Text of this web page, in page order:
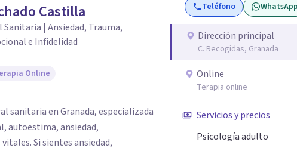
Castilla
| Ansiedad, Trauma,
e Infidelidad
Online
sanitaria en Granada, especializada
autoestima, ansiedad,
ansiedad,
Teléfono WhatsApp
Dirección principal
C. Recogidas, Granada
Online
Terapia online
Servicios y precios
Psicología adulto